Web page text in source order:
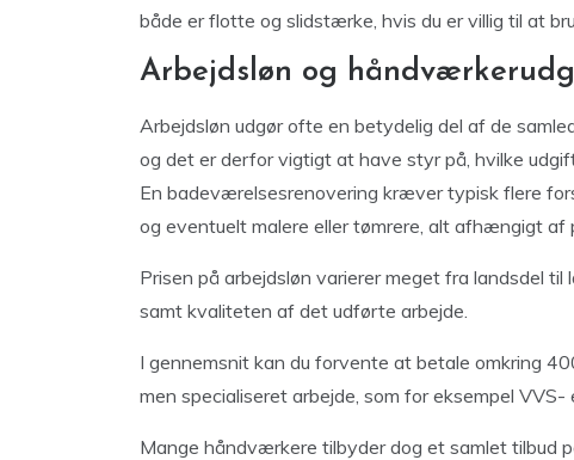
både er flotte og slidstærke, hvis du er villig til at
Arbejdsløn og
Arbejdsløn udgør ofte en betydelig del af de
og det er derfor vigtigt at have styr på, hvilke
En badeværelsesrenovering kræver typisk flere
og eventuelt malere eller tømrere, alt afhængigt af
Prisen på arbejdsløn varierer meget fra landsdel
samt kvaliteten af det udførte arbejde.
I gennemsnit kan du forvente at betale omkring
men specialiseret arbejde, som for eksempel
Mange håndværkere tilbyder dog et samlet tilbud